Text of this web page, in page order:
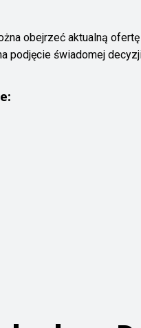
obejrzeć aktualną
podjęcie świadomej